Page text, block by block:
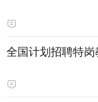
全国计划招聘特